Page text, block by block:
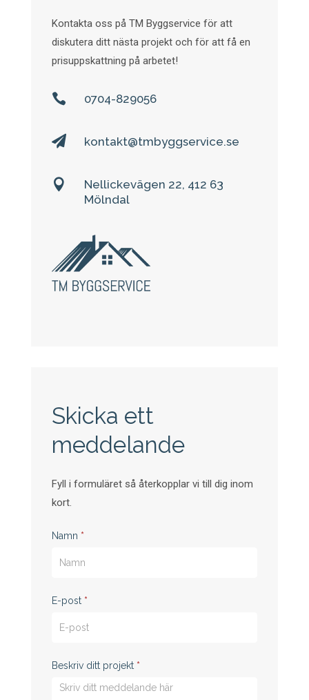
Kontakta oss på TM Byggservice för att
diskutera ditt nästa projekt och för att få en
prisuppskattning på arbetet!
 0704-829056
 kontakt@tmbyggservice.se

Nellickevägen 22, 412 63
Mölndal
Skicka ett
meddelande
Fyll i formuläret så återkopplar vi till dig inom
kort.
Kontaktformulär
Namn *
E-post *
Beskriv ditt projekt *